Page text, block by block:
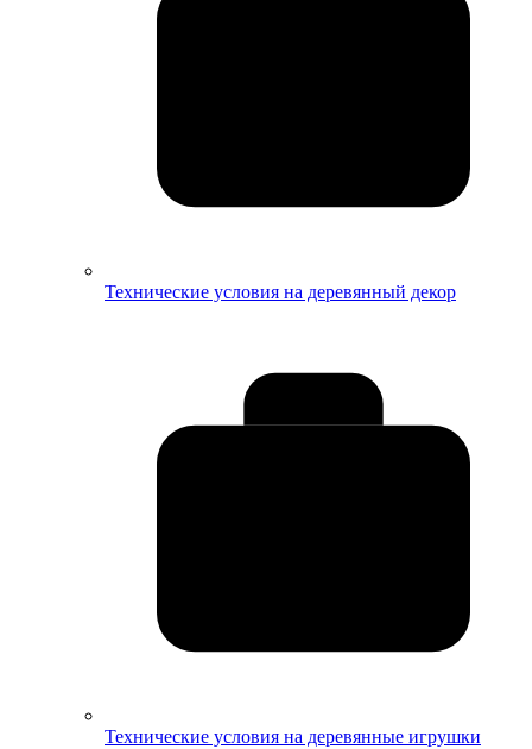
Технические условия на деревянный декор
Технические условия на деревянные игрушки